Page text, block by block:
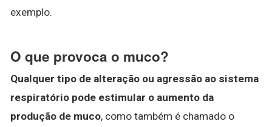
exemplo.
O que provoca o muco?
Qualquer tipo de alteração ou agressão ao sistema
respiratório pode estimular o aumento da
produção de muco, como também é chamado o